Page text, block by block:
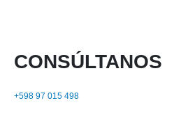
CONSÚLTANOS
+598 97 015 498